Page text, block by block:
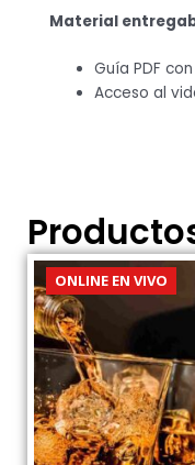
Material
Guía PDF
Acceso al
ONLINE EN VIVO